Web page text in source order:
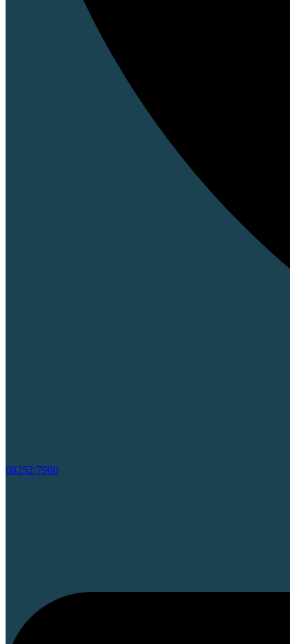
08252/7900